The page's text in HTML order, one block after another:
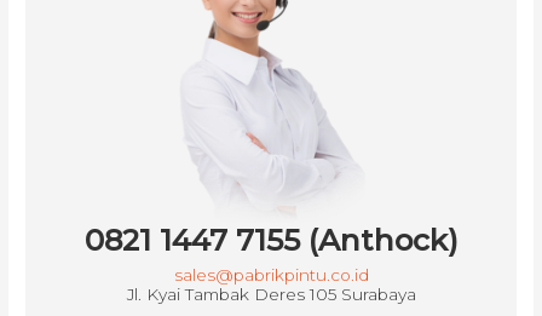
0821 1447 7155 (Anthock)
sales@pabrikpintu.co.id
Jl. Kyai Tambak Deres 105 Surabaya